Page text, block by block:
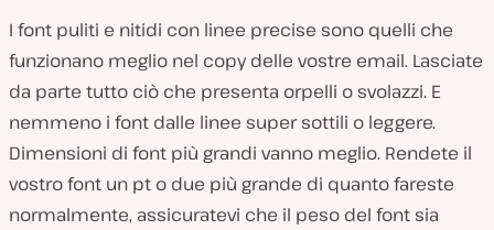
I font puliti e nitidi con linee precise sono quelli che
funzionano meglio nel copy delle vostre email. Lasciate
da parte tutto ciò che presenta orpelli o svolazzi. E
nemmeno i font dalle linee super sottili o leggere.
Dimensioni di font più grandi vanno meglio. Rendete il
vostro font un pt o due più grande di quanto fareste
normalmente, assicuratevi che il peso del font sia